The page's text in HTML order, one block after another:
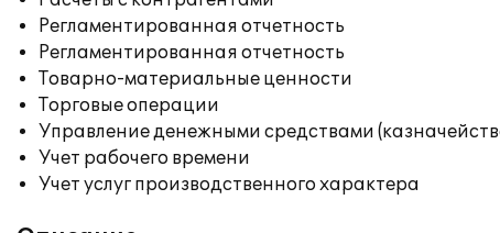
Регламентированная отчетность
Регламентированная отчетность
Товарно-материальные ценности
Торговые операции
Управление денежными средствами
Учет рабочего времени
Учет услуг производственного характера